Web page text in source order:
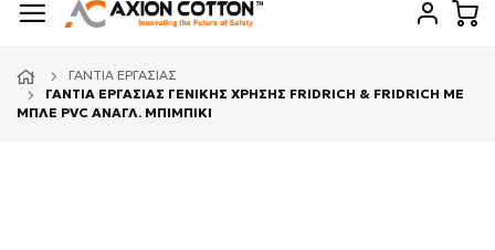
ΓΆΝΤΙΑ ΕΡΓΑΣΊΑΣ
ΓΑΝΤΙΑ ΕΡΓΑΣΙΑΣ ΓΕΝΙΚΗΣ ΧΡΗΣΗΣ FRIDRICH & FRIDRICH ΜΕ
ΜΠΛΕ PVC ΑΝΑΓΛ. ΜΠΙΜΠΙΚΙ